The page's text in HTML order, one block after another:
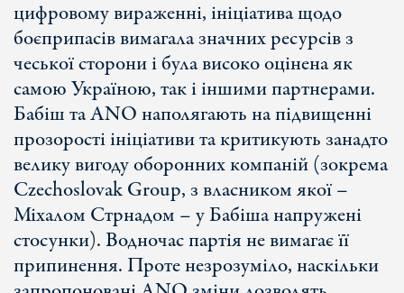
цифровому вираженні, ініціатива щодо
боєприпасів вимагала значних ресурсів з
чеської сторони і була високо оцінена як
самою Україною, так і іншими партнерами.
Бабіш та ANO наполягають на підвищенні
прозорості ініціативи та критикують занадто
велику вигоду оборонних компаній (зокрема
Czechoslovak Group, з власником якої –
Міхалом Стрнадом – у Бабіша напружені
стосунки). Водночас партія не вимагає її
припинення. Проте незрозуміло, наскільки